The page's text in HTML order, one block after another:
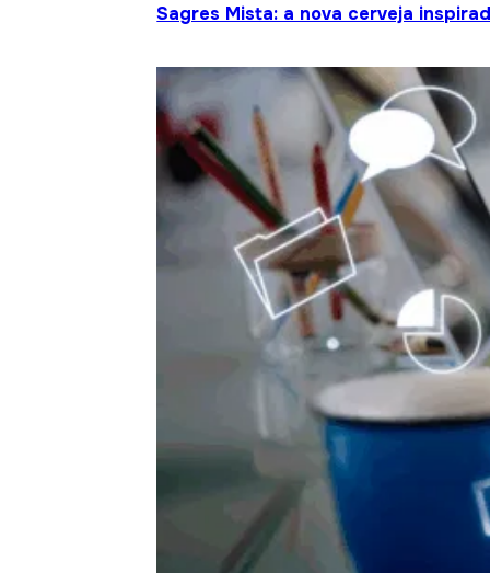
Sagres Mista: a nova cerveja